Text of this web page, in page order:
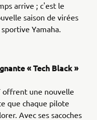
arrive ; c'est le
saison de virées
Yamaha.
« Tech Black »
offrent une nouvelle
que chaque pilote
Avec ses sacoches